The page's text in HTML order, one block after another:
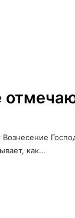
как…